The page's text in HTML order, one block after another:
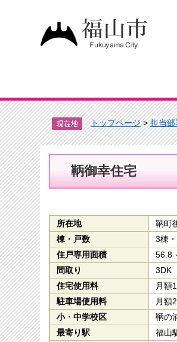
トップページ>担当
鞆御幸住宅
所在地
鞆町
棟・戸数
3棟
住戸専用面積
56.8
間取り
3DK
住宅使用料
月額
駐車場使用料
月額
小・中学校区
鞆の
最寄り駅
福山